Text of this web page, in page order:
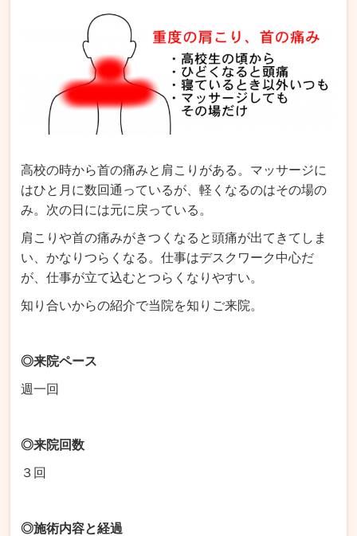
高校の時から首の痛みと肩こりがある。マッサージに
はひと月に数回通っているが、軽くなるのはその場の
み。次の日には元に戻っている。
肩こりや首の痛みがきつくなると頭痛が出てきてしま
い、かなりつらくなる。仕事はデスクワーク中心だ
が、仕事が立て込むとつらくなりやすい。
知り合いからの紹介で当院を知りご来院。
◎来院ペース
週一回
◎来院回数
３回
◎施術内容と経過